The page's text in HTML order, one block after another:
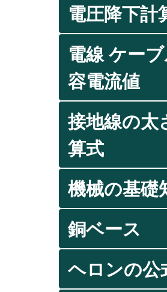
電圧降下計
電線 ケー
容電流値
接地線の太
算式
機械の基礎
銅ベース
ヘロンの公